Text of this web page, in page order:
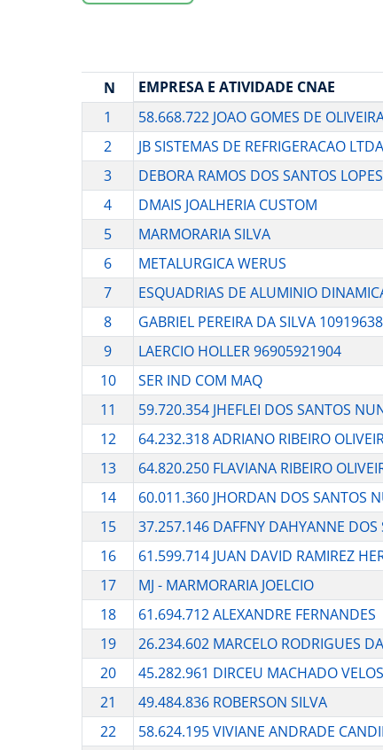
N EMPRESA E ATIVIDADE CNAE
1
58.668.722 JOAO GOMES DE
2
JB SISTEMAS DE REFRIGERACAO LTDA
3
DEBORA RAMOS DOS SANTOS
4
DMAIS JOALHERIA CUSTOM
5
MARMORARIA SILVA
6
METALURGICA WERUS
7
ESQUADRIAS DE ALUMINIO
8
GABRIEL PEREIRA DA SILVA
9
LAERCIO HOLLER 96905921904
10
SER IND COM MAQ
11
59.720.354 JHEFLEI DOS SANTOS
12
64.232.318 ADRIANO RIBEIRO
13
64.820.250 FLAVIANA RIBEIRO
14
60.011.360 JHORDAN DOS SANTOS
15
37.257.146 DAFFNY DAHYANNE DOS
16
61.599.714 JUAN DAVID RAMIREZ
17
MJ - MARMORARIA JOELCIO
18
61.694.712 ALEXANDRE FERNANDES
19
26.234.602 MARCELO RODRIGUES
20
45.282.961 DIRCEU MACHADO
21
49.484.836 ROBERSON SILVA
22
58.624.195 VIVIANE ANDRADE